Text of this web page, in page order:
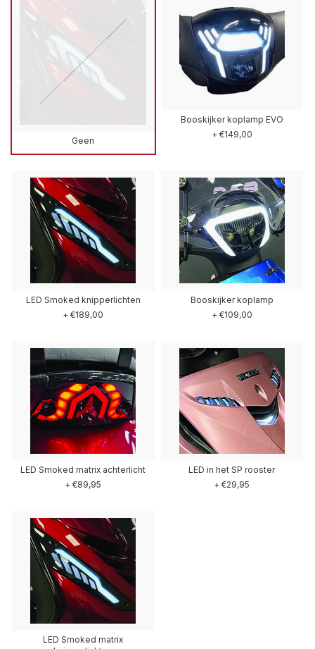
Geen
Booskijker koplamp EVO
+ €149,00
LED Smoked knipperlichten
+ €189,00
Booskijker koplamp
+ €109,00
LED Smoked matrix achterlicht
+ €89,95
LED in het SP rooster
+ €29,95
LED Smoked matrix